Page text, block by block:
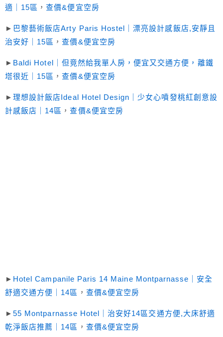
適｜15區 ，查價&便宜空房
► 巴黎藝術飯店Arty Paris Hostel｜漂亮設計感飯店,安靜且
治安好｜15區 ，查價&便宜空房
► Baldi Hotel｜但竟然給我單人房，便宜又交通方便，離鐵
塔很近｜15區 ，查價&便宜空房
►理想設計飯店Ideal Hotel Design｜少女心噴發桃紅創意設
計感飯店｜14區 ，查價&便宜空房
► Hotel Campanile Paris 14 Maine Montparnasse｜安全
舒適交通方便｜14區 ， 查價&便宜空房
►55 Montparnasse Hotel｜治安好14區交通方便,大床舒適
乾淨飯店推薦｜14區 ， 查價&便宜空房